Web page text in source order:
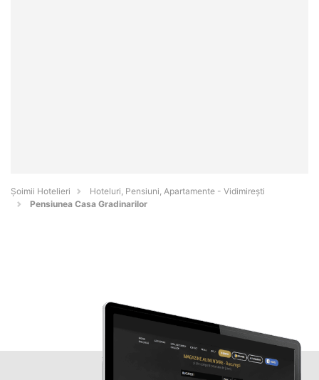
Șoimii Hotelieri
Hoteluri, Pensiuni, Apartamente - Vidimireşti
Pensiunea Casa Gradinarilor